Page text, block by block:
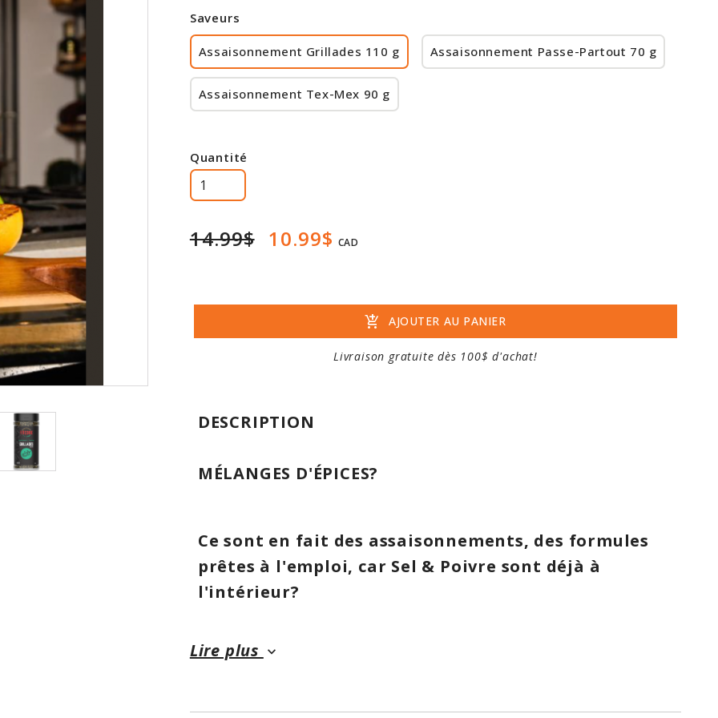
Saveurs
Assaisonnement Grillades 110 g Assaisonnement Passe-Partout 70 g
Assaisonnement Tex-Mex 90 g
Quantité
14.99$ 10.99$ CAD
add_shopping_cart AJOUTER AU PANIER
Livraison gratuite dès 100$ d'achat!
DESCRIPTION
MÉLANGES D'ÉPICES?
Ce sont en fait des assaisonnements, des formules
prêtes à l'emploi, car Sel & Poivre sont déjà à
l'intérieur?
plusieurs années, en fait ça fait longtemps que je les fais
formules, c'est incroyable de maintenant les avoir en
Lire plus keyboard_arrow_down